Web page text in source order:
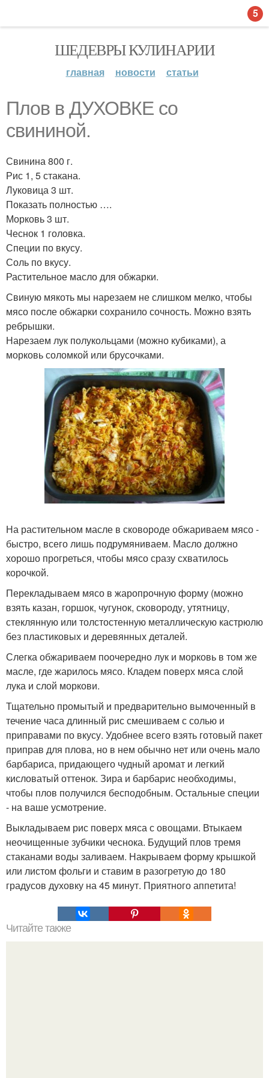
ШЕДЕВРЫ КУЛИНАРИИ
главная новости статьи
Плов в ДУХОВКЕ со
свининой.
Свинина 800 г.
Рис 1, 5 стакана.
Луковица 3 шт.
Показать полностью ….
Морковь 3 шт.
Чеснок 1 головка.
Специи по вкусу.
Соль по вкусу.
Растительное масло для обжарки.
Свиную мякоть мы нарезаем не слишком мелко, чтобы
мясо после обжарки сохранило сочность. Можно взять
ребрышки.
Нарезаем лук полукольцами (можно кубиками), а
морковь соломкой или брусочками.
На растительном масле в сковороде обжариваем мясо -
быстро, всего лишь подрумяниваем. Масло должно
хорошо прогреться, чтобы мясо сразу схватилось
корочкой.
Перекладываем мясо в жаропрочную форму (можно
взять казан, горшок, чугунок, сковороду, утятницу,
стеклянную или толстостенную металлическую кастрюлю
без пластиковых и деревянных деталей.
Слегка обжариваем поочередно лук и морковь в том же
масле, где жарилось мясо. Кладем поверх мяса слой
лука и слой моркови.
Тщательно промытый и предварительно вымоченный в
течение часа длинный рис смешиваем с солью и
приправами по вкусу. Удобнее всего взять готовый пакет
приправ для плова, но в нем обычно нет или очень мало
барбариса, придающего чудный аромат и легкий
кисловатый оттенок. Зира и барбарис необходимы,
чтобы плов получился бесподобным. Остальные специи
- на ваше усмотрение.
Выкладываем рис поверх мяса с овощами. Втыкаем
неочищенные зубчики чеснока. Будущий плов тремя
стаканами воды заливаем. Накрываем форму крышкой
или листом фольги и ставим в разогретую до 180
градусов духовку на 45 минут. Приятного аппетита!
Читайте также
5